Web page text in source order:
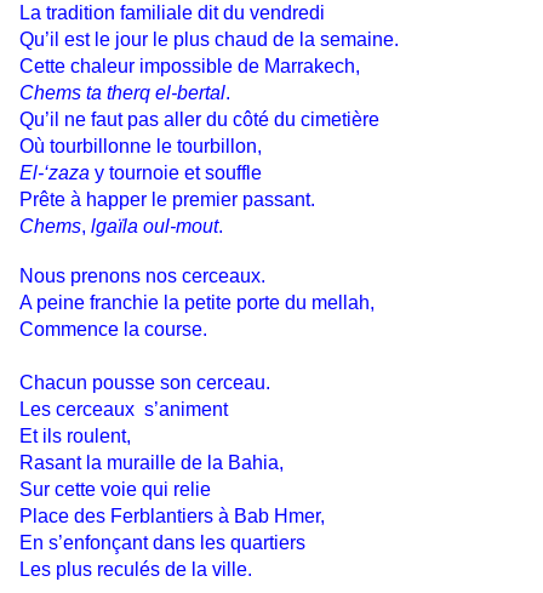
La tradition familiale dit du vendredi
Qu’il est le jour le plus chaud de la semaine.
Cette chaleur impossible de Marrakech,
Chems ta therq el-bertal.
Qu’il ne faut pas aller du côté du cimetière
Où tourbillonne le tourbillon,
El-‘zaza y tournoie et souffle
Prête à happer le premier passant.
Chems, lgaïla oul-mout.
Nous prenons nos cerceaux.
A peine franchie la petite porte du mellah,
Commence la course.
Chacun pousse son cerceau.
Les cerceaux s’animent
Et ils roulent,
Rasant la muraille de la Bahia,
Sur cette voie qui relie
Place des Ferblantiers à Bab Hmer,
En s’enfonçant dans les quartiers
Les plus reculés de la ville.